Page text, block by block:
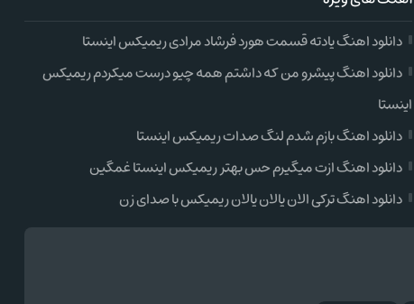
دانلود اهنگ یادته قسمت هورد فرشاد مرادی ریمیکس اینستا
دانلود اهنگ پیشرو من که داشتم همه چیو درست میکردم ریمیکس
اینستا
دانلود اهنگ بازم شدم لنگ صدات ریمیکس اینستا
دانلود اهنگ ازت میگیرم حس بهتر ریمیکس اینستا غمگین
دانلود اهنگ ترکی الان یالان یالان ریمیکس با صدای زن